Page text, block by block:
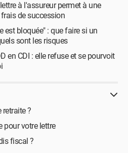
à l'assureur permet à une
de succession
est bloquée" : que faire si un
sont les risques
en CDI : elle refuse et se pourvoit
retraite ?
pour votre lettre
fiscal ?